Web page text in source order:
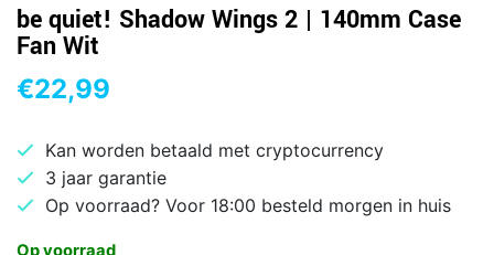
be quiet! Shadow Wings 2 | 140mm Case
Fan Wit
€22,99
Kan worden betaald met cryptocurrency
3 jaar garantie
Op voorraad? Voor 18:00 besteld morgen in huis
Op voorraad